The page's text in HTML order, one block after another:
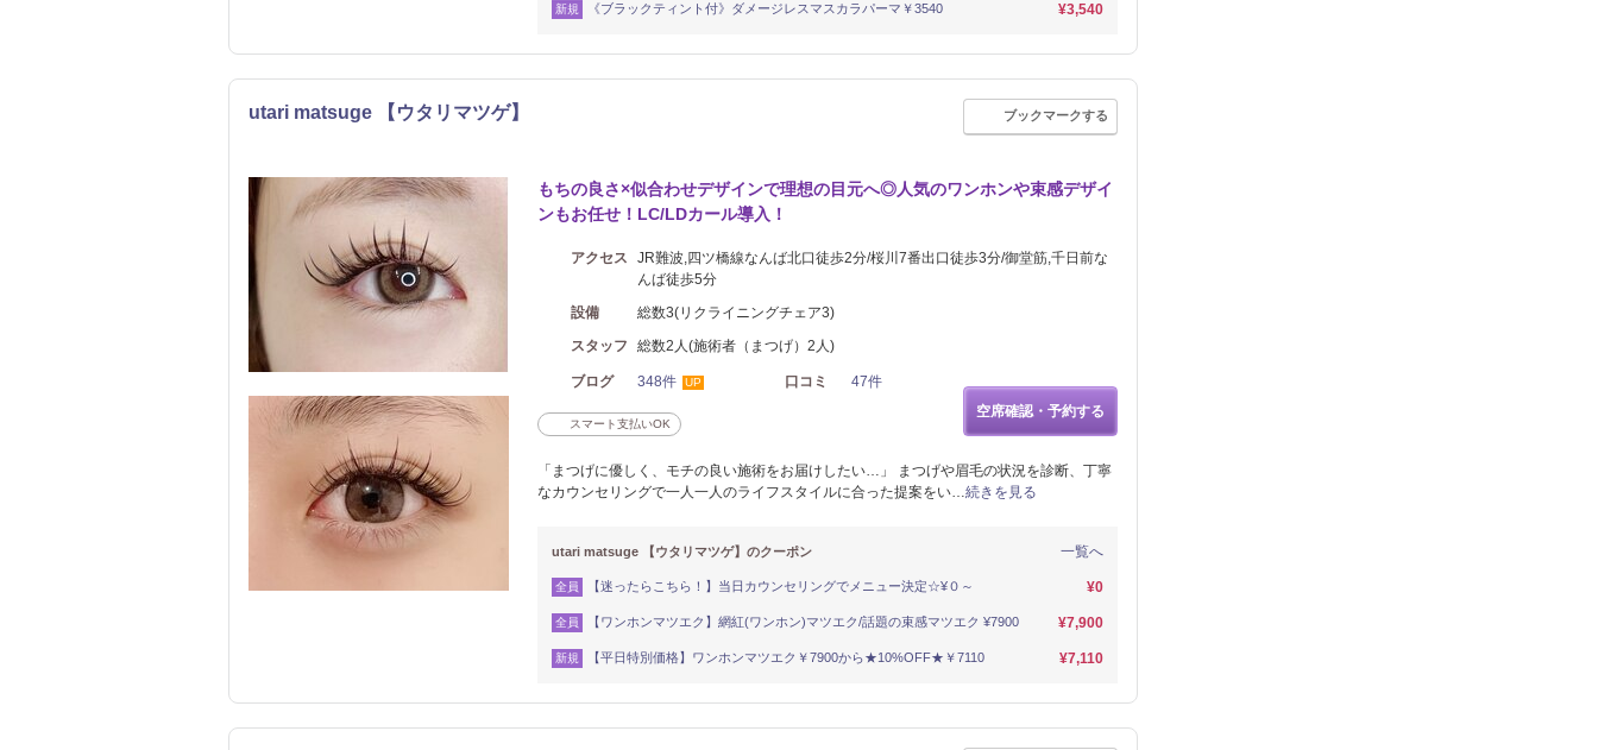
新規 《ブラックティント付》ダメージレスマスカラパーマ￥3540 ¥3,540
utari matsuge 【ウタリマツゲ】 ブックマークする
もちの良さ×似合わせデザインで理想の目元へ◎人気のワンホンや束感デザイ
ンもお任せ！LC/LDカール導入！
アクセス
JR難波,四ツ橋線なんば北口徒歩2分/桜川7番出口徒歩3分/御堂筋,千日前な
んば徒歩5分
設備
総数3(リクライニングチェア3)
スタッフ
総数2人(施術者（まつげ）2人)
ブログ 348件 UP 口コミ 47件
スマート支払いOK
空席確認・予約する
「まつげに優しく、モチの良い施術をお届けしたい…」 まつげや眉毛の状況を診断、丁寧
なカウンセリングで一人一人のライフスタイルに合った提案をい…続きを見る
一覧へ
utari matsuge 【ウタリマツゲ】のクーポン
全員 【迷ったらこちら！】当日カウンセリングでメニュー決定☆¥０～ ¥0
全員 【ワンホンマツエク】網紅(ワンホン)マツエク/話題の束感マツエク ¥7900 ¥7,900
新規 【平日特別価格】ワンホンマツエク￥7900から★10%OFF★￥7110 ¥7,110